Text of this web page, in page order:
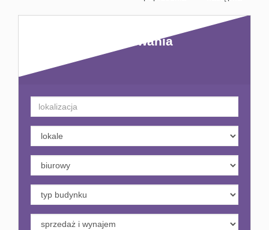
Kryteria wyszukiwania